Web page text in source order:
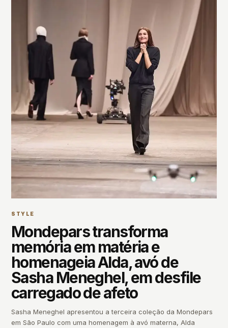
STYLE
Mondepars transforma
memória em matéria e
homenageia Alda, avó de
Sasha Meneghel, em desfile
carregado de afeto
Sasha Meneghel apresentou a terceira coleção da Mondepars
em São Paulo com uma homenagem à avó materna, Alda